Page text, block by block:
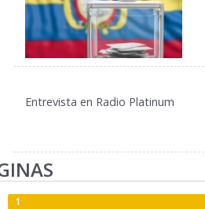
Entrevista en Radio Platinum
1